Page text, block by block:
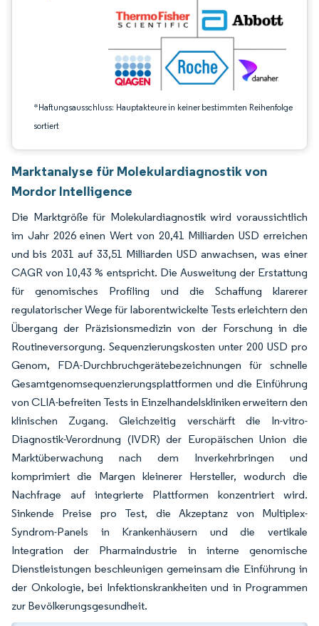
*Haftungsausschluss: Hauptakteure in keiner bestimmten Reihenfolge
sortiert
Marktanalyse für Molekulardiagnostik von
Mordor Intelligence
Die Marktgröße für Molekulardiagnostik wird voraussichtlich
im Jahr 2026 einen Wert von 20,41 Milliarden USD erreichen
und bis 2031 auf 33,51 Milliarden USD anwachsen, was einer
CAGR von 10,43 % entspricht. Die Ausweitung der Erstattung
für genomisches Profiling und die Schaffung klarerer
regulatorischer Wege für laborentwickelte Tests erleichtern den
Übergang der Präzisionsmedizin von der Forschung in die
Routineversorgung. Sequenzierungskosten unter 200 USD pro
Genom, FDA-Durchbruchgerätebezeichnungen für schnelle
Gesamtgenomsequenzierungsplattformen und die Einführung
von CLIA-befreiten Tests in Einzelhandelskliniken erweitern den
klinischen Zugang. Gleichzeitig verschärft die In-vitro-
Diagnostik-Verordnung (IVDR) der Europäischen Union die
Marktüberwachung nach dem Inverkehrbringen und
komprimiert die Margen kleinerer Hersteller, wodurch die
Nachfrage auf integrierte Plattformen konzentriert wird.
Sinkende Preise pro Test, die Akzeptanz von Multiplex-
Syndrom-Panels in Krankenhäusern und die vertikale
Integration der Pharmaindustrie in interne genomische
Dienstleistungen beschleunigen gemeinsam die Einführung in
der Onkologie, bei Infektionskrankheiten und in Programmen
zur Bevölkerungsgesundheit.